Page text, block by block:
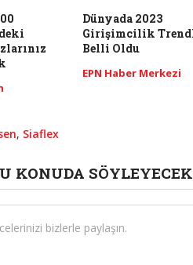
Dünyada 2023
Girişimcilik
Belli Oldu
EPN Haber Merkezi
, Siaflex
KONUDA